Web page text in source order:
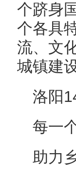
个跻身
个各具
流、文
城镇建设
洛阳
每一
助力